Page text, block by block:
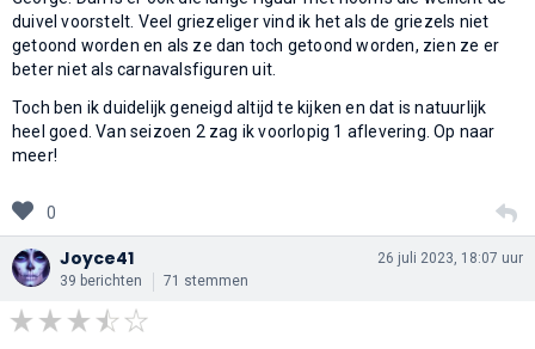
duivel voorstelt. Veel griezeliger vind ik het als de griezels niet
getoond worden en als ze dan toch getoond worden, zien ze er
beter niet als carnavalsfiguren uit.
Toch ben ik duidelijk geneigd altijd te kijken en dat is natuurlijk
heel goed. Van seizoen 2 zag ik voorlopig 1 aflevering. Op naar
meer!
0
Joyce41
39 berichten 71 stemmen
26 juli 2023, 18:07 uur